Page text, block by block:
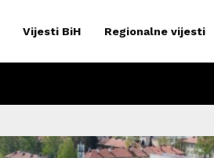
Vijesti BiH Regionalne vijesti